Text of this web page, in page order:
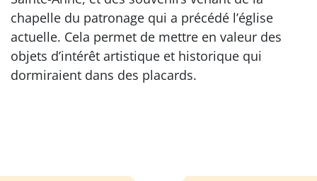
chapelle du patronage qui a précédé l’église
actuelle. Cela permet de mettre en valeur des
objets d’intérêt artistique et historique qui
dormiraient dans des placards.